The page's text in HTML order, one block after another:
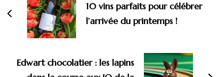
10 vins parfaits pour célébrer
l’arrivée du printemps !
Edwart chocolatier : les lapins